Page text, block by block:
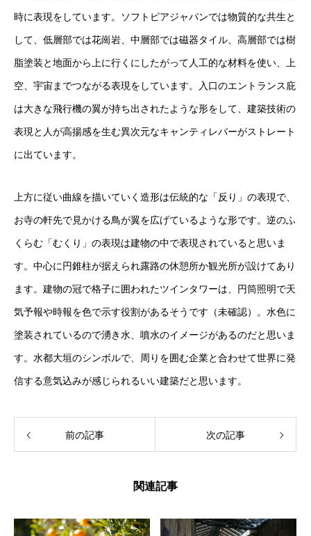
時に表現をしています。ソフトピアジャパンでは物質的な共生と
して、低層部では花崗岩、中層部では磁器タイル、高層部では樹
脂塗装と地面から上に行くにしたがって人工的な材料を使い、上
空、宇宙までつながる表現をしています。入口のエントランス庇
は大きな飛行機の翼が持ち出されたような形をして、建築技術の
表現と人が高揚感を生む異次元なキャンティレバーがストレート
に出ています。
上方に従い曲線を描いていく造形は伝統的な「反り」の表現で、
お寺の軒先で見かける鳥が翼を広げているような形です。逆のふ
くらむ「むくり」の表現は建物の中で表現されていると思いま
す。中心に円錐柱が据えられ露路の休憩所か観光所が設けてあり
ます。建物の冠で格子に囲われたツインタワーは、円筒照明で天
気予報や時報を色で示す役割があるそうです（未確認）。水色に
塗装されているので湧き水、噴水のイメージがあるのだと思いま
す。水都大垣のシンボルで、周りを囲む企業と合わせて世界に発
信する意気込みが感じられるいい建築だと思います。
前の記事 次の記事
関連記事